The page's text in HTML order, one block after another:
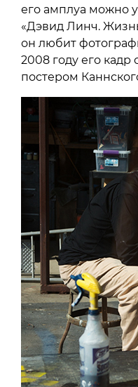
его амплуа можно
«Дэвид Линч.
он любит
2008 году его
постером